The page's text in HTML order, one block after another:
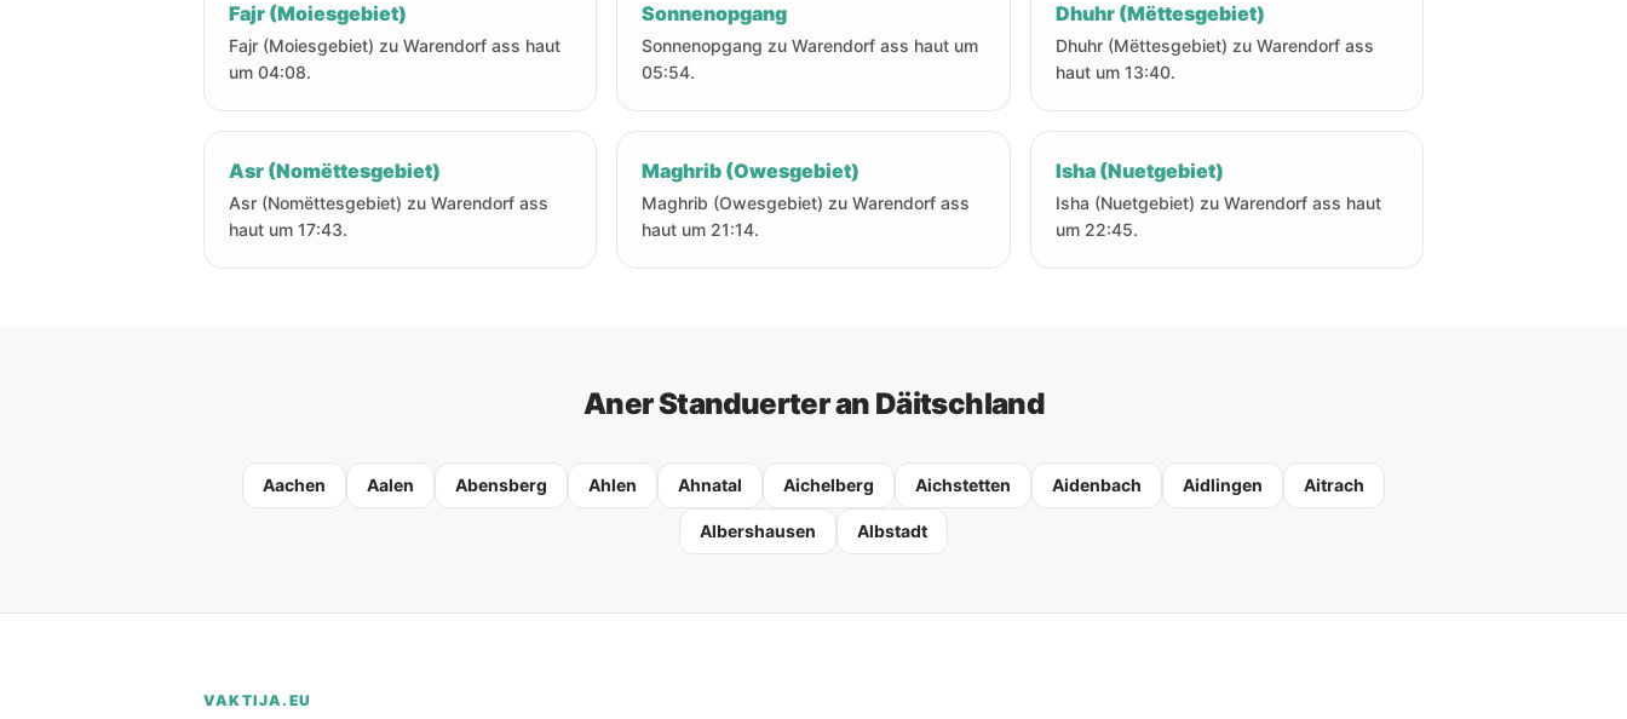
Fajr (Moiesgebiet)
Fajr (Moiesgebiet) zu Warendorf ass haut
um 04:08.
Sonnenopgang
Sonnenopgang zu Warendorf ass haut um
05:54.
Dhuhr (Mëttesgebiet)
Dhuhr (Mëttesgebiet) zu Warendorf ass
haut um 13:40.
Asr (Nomëttesgebiet)
Asr (Nomëttesgebiet) zu Warendorf ass
haut um 17:43.
Maghrib (Owesgebiet)
Maghrib (Owesgebiet) zu Warendorf ass
haut um 21:14.
Isha (Nuetgebiet)
Isha (Nuetgebiet) zu Warendorf ass haut
um 22:45.
Aner Standuerter an Däitschland
Aachen Aalen Abensberg Ahlen Ahnatal Aichelberg Aichstetten Aidenbach Aidlingen Aitrach
Albershausen Albstadt
VAKTIJA.EU